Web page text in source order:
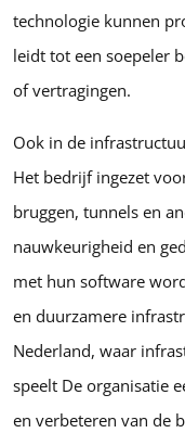
technologie kunnen
leidt tot een soepeler
of vertragingen.
Ook in de
Het bedrijf ingezet
bruggen, tunnels en
nauwkeurigheid en
met hun software
en duurzamere
Nederland, waar
speelt De organisatie
en verbeteren van de